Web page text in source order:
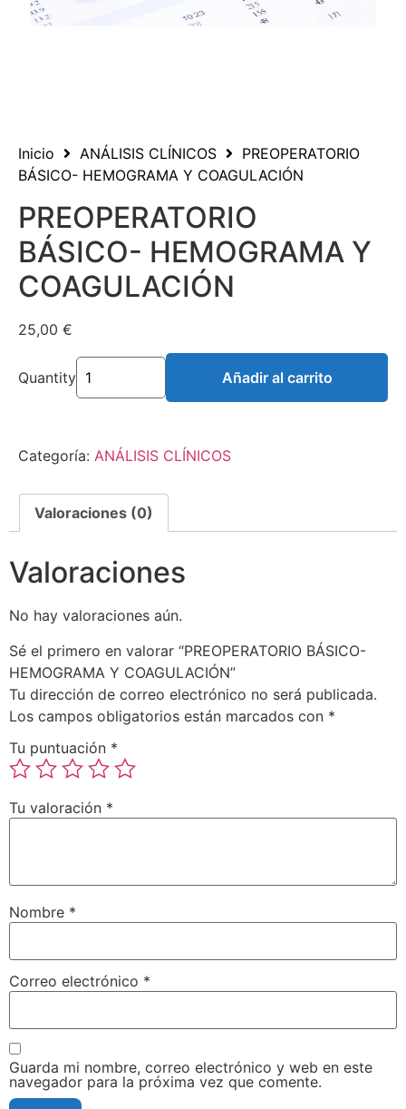
Inicio ANÁLISIS CLÍNICOS
PREOPERATORIO
BÁSICO- HEMOGRAMA Y COAGULACIÓN
PREOPERATORIO
BÁSICO- HEMOGRAMA Y
COAGULACIÓN
25,00 €
Quantity Añadir al carrito
Categoría: ANÁLISIS CLÍNICOS
Valoraciones (0)
Valoraciones
No hay valoraciones aún.
Sé el primero en valorar “PREOPERATORIO BÁSICO-
HEMOGRAMA Y COAGULACIÓN”
Tu dirección de correo electrónico no será publicada.
Los campos obligatorios están marcados con *
Tu puntuación *
Tu valoración *
Nombre *
Correo electrónico *
Guarda mi nombre, correo electrónico y web en este
navegador para la próxima vez que comente.